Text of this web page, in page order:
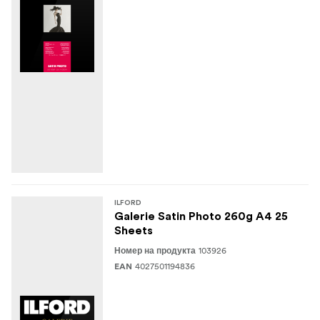
Оттенък (CIE L*a*b*): 95,8, 0,6, -4,5
Тип носител: Фотохартия
ILFORD
Galerie Satin Photo 260g A4 25
Sheets
Номер на продукта 103926
EAN 4027501194836